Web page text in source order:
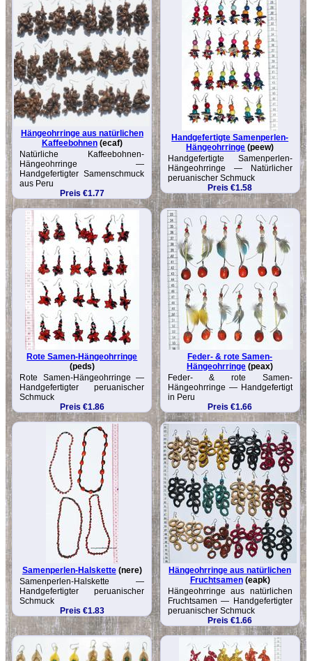
Hängeohrringe aus natürlichen
Kaffeebohnen(ecaf)
Natürliche Kaffee­bohnen-
Hängeohrringe —
Handgefertigter Samenschmuck
aus Peru
Preis €1.77
Handgefertigte Samenperlen-
Hängeohrringe (peew)
Handgefertigte Samenperlen-
Hängeohrringe — Natürlicher
peruanischer Schmuck
Preis €1.58
Rote Samen-Hängeohrringe
(peds)
Rote Samen-Hängeohrringe —
Handgefertigter peruanischer
Schmuck
Preis €1.86
Feder- & rote Samen-
Hängeohrringe (peax)
Feder- & rote Samen-
Hängeohrringe — Handgefertigt
in Peru
Preis €1.66
Samenperlen-Halskette(nere)
Samenperlen-Halskette —
Handgefertigter peruanischer
Schmuck
Preis €1.83
Hängeohrringe aus natürlichen
Fruchtsamen(eapk)
Hängeohrringe aus natürlichen
Fruchtsamen — Handgefertigter
peruanischer Schmuck
Preis €1.66